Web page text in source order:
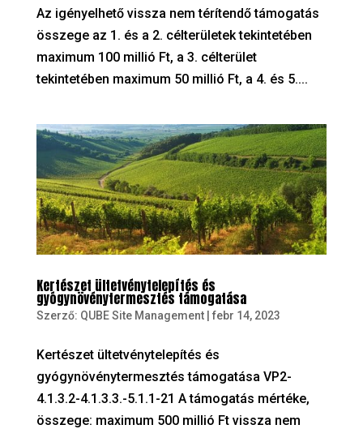
Az igényelhető vissza nem térítendő támogatás
összege az 1. és a 2. célterületek tekintetében
maximum 100 millió Ft, a 3. célterület
tekintetében maximum 50 millió Ft, a 4. és 5....
Kertészet ültetvénytelepítés és
gyógynövénytermesztés támogatása
Szerző: QUBE Site Management| febr 14, 2023
Kertészet ültetvénytelepítés és
gyógynövénytermesztés támogatása VP2-
4.1.3.2-4.1.3.3.-5.1.1-21 A támogatás mértéke,
összege: maximum 500 millió Ft vissza nem